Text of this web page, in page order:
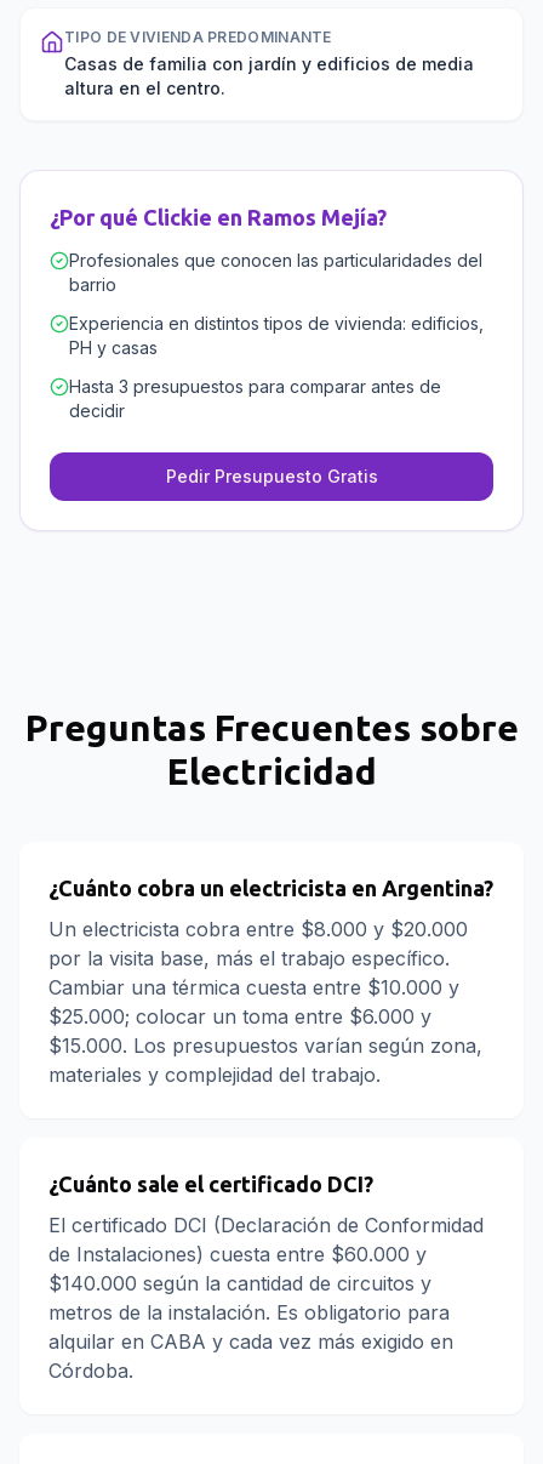
TIPO DE VIVIENDA PREDOMINANTE
Casas de familia con jardín y edificios de media
altura en el centro.
¿Por qué Clickie en Ramos Mejía?
Profesionales que conocen las particularidades del
barrio
Experiencia en distintos tipos de vivienda: edificios,
PH y casas
Hasta 3 presupuestos para comparar antes de
decidir
Pedir Presupuesto Gratis
Preguntas Frecuentes sobre
Electricidad
¿Cuánto cobra un electricista en Argentina?
Un electricista cobra entre $8.000 y $20.000
por la visita base, más el trabajo específico.
Cambiar una térmica cuesta entre $10.000 y
$25.000; colocar un toma entre $6.000 y
$15.000. Los presupuestos varían según zona,
materiales y complejidad del trabajo.
¿Cuánto sale el certificado DCI?
El certificado DCI (Declaración de Conformidad
de Instalaciones) cuesta entre $60.000 y
$140.000 según la cantidad de circuitos y
metros de la instalación. Es obligatorio para
alquilar en CABA y cada vez más exigido en
Córdoba.